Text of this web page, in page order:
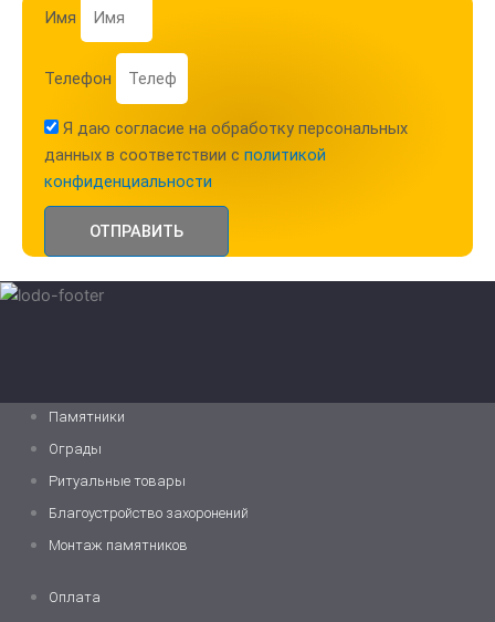
Имя
Телефон
Я даю согласие на обработку персональных
данных в соответствии с политикой
конфиденциальности
ОТПРАВИТЬ
Памятники
Ограды
Ритуальные товары
Благоустройство захоронений
Монтаж памятников
Оплата